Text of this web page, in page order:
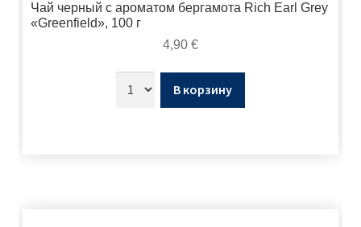
Чай черный с ароматом бергамота Rich Earl Grey
«Greenfield», 100 г
4,90 €
В корзину